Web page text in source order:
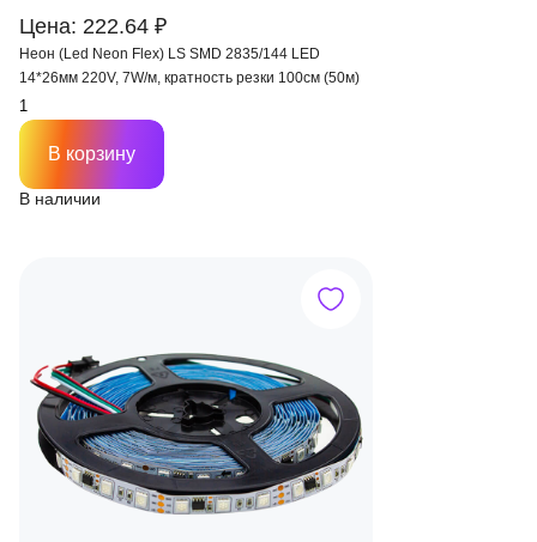
Цена: 222.64 ₽
Неон (Led Neon Flex) LS SMD 2835/144 LED
14*26мм 220V, 7W/м, кратность резки 100см (50м)
В наличии
В корзину